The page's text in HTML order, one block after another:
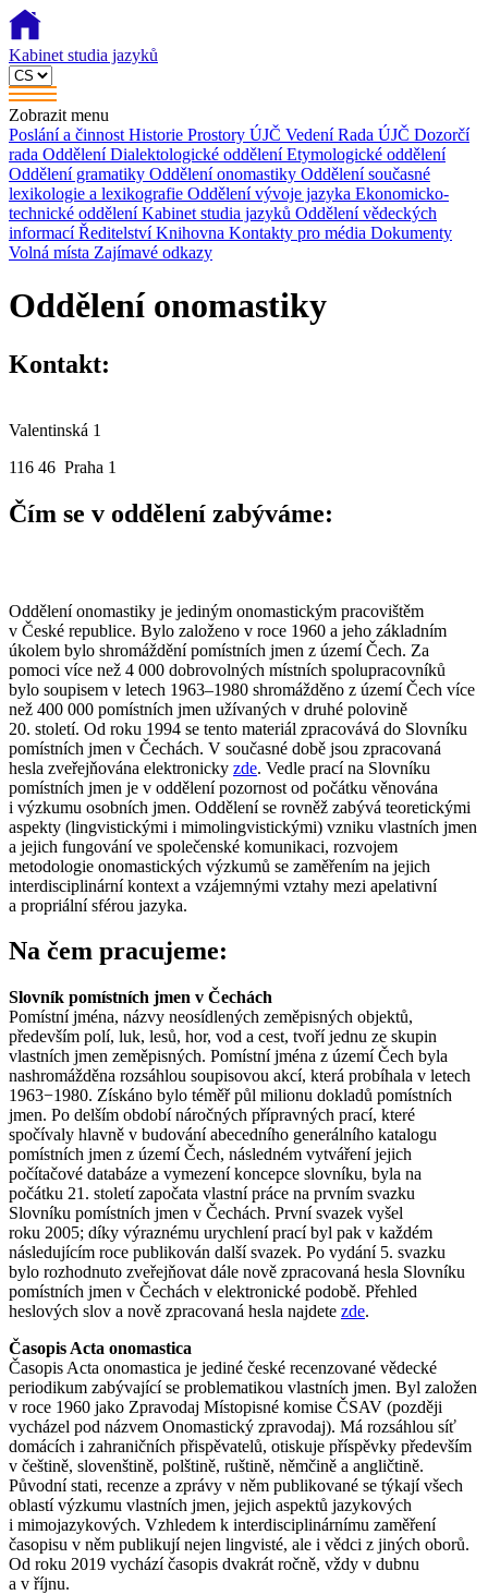
Kabinet studia jazyků
Zobrazit menu
Poslání a činnost Historie Prostory ÚJČ VedeníRada ÚJČ Dozorčí
rada OdděleníDialektologické odděleníEtymologické oddělení
Oddělení gramatiky Oddělení onomastiky Oddělení současné
lexikologie a lexikografie Oddělení vývoje jazyka Ekonomicko-
technické odděleníKabinet studia jazyků Oddělení vědeckých
informacíŘeditelstvíKnihovna Kontakty pro média Dokumenty
Volná místa Zajímavé odkazy
Oddělení onomastiky
Kontakt:
Valentinská 1
116 46 Praha 1
Čím se v oddělení zabýváme:
Oddělení onomastiky je jediným onomastickým pracovištěm
v České republice. Bylo založeno v roce 1960 a jeho základním
úkolem bylo shromáždění pomístních jmen z území Čech. Za
pomoci více než 4 000 dobrovolných místních spolupracovníků
bylo soupisem v letech 1963–1980 shromážděno z území Čech více
než 400 000 pomístních jmen užívaných v druhé polovině
20. století. Od roku 1994 se tento materiál zpracovává do Slovníku
pomístních jmen v Čechách. V současné době jsou zpracovaná
hesla zveřejňována elektronicky zde. Vedle prací na Slovníku
pomístních jmen je v oddělení pozornost od počátku věnována
i výzkumu osobních jmen. Oddělení se rovněž zabývá teoretickými
aspekty (lingvistickými i mimolingvistickými) vzniku vlastních jmen
a jejich fungování ve společenské komunikaci, rozvojem
metodologie onomastických výzkumů se zaměřením na jejich
interdisciplinární kontext a vzájemnými vztahy mezi apelativní
a propriální sférou jazyka.
Na čem pracujeme:
Slovník pomístních jmen v Čechách
Pomístní jména, názvy neosídlených zeměpisných objektů,
především polí, luk, lesů, hor, vod a cest, tvoří jednu ze skupin
vlastních jmen zeměpisných. Pomístní jména z území Čech byla
nashromážděna rozsáhlou soupisovou akcí, která probíhala v letech
1963−1980. Získáno bylo téměř půl milionu dokladů pomístních
jmen. Po delším období náročných přípravných prací, které
spočívaly hlavně v budování abecedního generálního katalogu
pomístních jmen z území Čech, následném vytváření jejich
počítačové databáze a vymezení koncepce slovníku, byla na
počátku 21. století započata vlastní práce na prvním svazku
Slovníku pomístních jmen v Čechách. První svazek vyšel
roku 2005; díky výraznému urychlení prací byl pak v každém
následujícím roce publikován další svazek. Po vydání 5. svazku
bylo rozhodnuto zveřejňovat dále nově zpracovaná hesla Slovníku
pomístních jmen v Čechách v elektronické podobě. Přehled
heslových slov a nově zpracovaná hesla najdete zde.
Časopis Acta onomastica
Časopis Acta onomastica je jediné české recenzované vědecké
periodikum zabývající se problematikou vlastních jmen. Byl založen
v roce 1960 jako Zpravodaj Místopisné komise ČSAV (později
vycházel pod názvem Onomastický zpravodaj). Má rozsáhlou síť
domácích i zahraničních přispěvatelů, otiskuje příspěvky především
v češtině, slovenštině, polštině, ruštině, němčině a angličtině.
Původní stati, recenze a zprávy v něm publikované se týkají všech
oblastí výzkumu vlastních jmen, jejich aspektů jazykových
i mimojazykových. Vzhledem k interdisciplinárnímu zaměření
časopisu v něm publikují nejen lingvisté, ale i vědci z jiných oborů.
Od roku 2019 vychází časopis dvakrát ročně, vždy v dubnu
a v říjnu.